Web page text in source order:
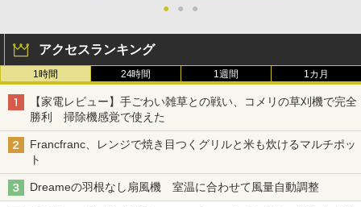
● ● ●
アクセスランキング
1時間 24時間 1週間 1カ月
【家電レビュー】手ごわい雑草との戦い、コメリの草刈機で完全
勝利 掃除機感覚で使えた
Francfranc、レンジで焼き目つくグリルと米も炊けるマルチポッ
ト
Dreameの羽根なし扇風機 室温に合わせて風量自動調整